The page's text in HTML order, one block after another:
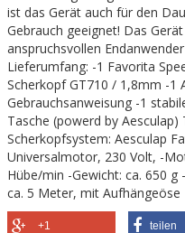
ist das Gerät auch für den
Gebrauch geeignet! Das
anspruchsvollen
Lieferumfang: -1 Favorita
Scherkopf GT710 / 1,8mm -1
Gebrauchsanweisung -1
Tasche (powerd by Aesculap)
Scherkopfsystem: Aesculap
Universalmotor, 230 Volt, -
Hübe/min -Gewicht: ca. 650 g
ca. 5 Meter, mit Aufhängeöse
+1 teilen